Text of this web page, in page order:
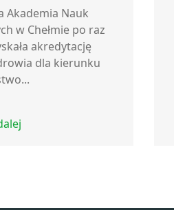
Akademia Nauk
w Chełmie po raz
akredytację
dla kierunku